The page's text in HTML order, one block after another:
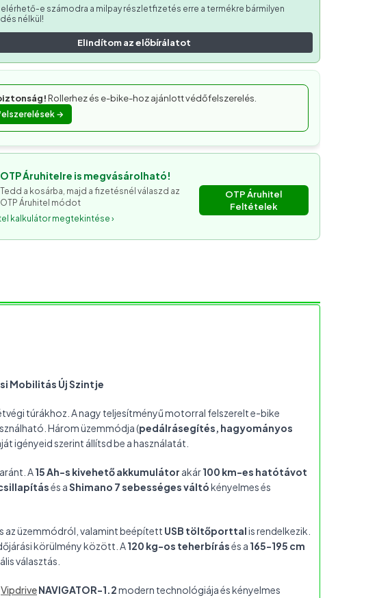
elérhető-e számodra a milpay részletfizetés erre a termékre bármilyen
nélkül!
Elindítom az előbírálatot
Rollerhez és e-bike-hoz ajánlott védőfelszerelés.
→
OTP Áruhitelre is megvásárolható!
Tedd a kosárba, majd a fizetésnél válaszd az
OTP Áruhitel módot
kalkulátor megtekintése ›
OTP Áruhitel
Feltételek
Mobilitás Új Szintje
túrákhoz. A nagy teljesítményű motorral felszerelt e-bike
Három üzemmódja (pedálrásegítés, hagyományos
igényeid szerint állítsd be a használatát.
A15 Ah-s kivehető akkumulátor akár100 km-es hatótávot
és aShimano 7 sebességes váltókényelmes és
az üzemmódról, valamint beépített USB töltőporttalis rendelkezik.
körülmény között. A120 kg-os teherbírásés a 165-195 cm
választás.
VipdriveNAVIGATOR-1.2modern technológiája és kényelmes